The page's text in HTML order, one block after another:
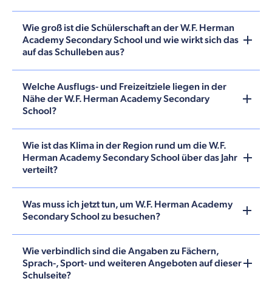
Wie groß ist die Schülerschaft an der W.F. Herman
Academy Secondary School und wie wirkt sich das
auf das Schulleben aus?
Welche Ausflugs- und Freizeitziele liegen in der
Nähe der W.F. Herman Academy Secondary
School?
Wie ist das Klima in der Region rund um die W.F.
Herman Academy Secondary School über das Jahr
verteilt?
Was muss ich jetzt tun, um W.F. Herman Academy
Secondary School zu besuchen?
Wie verbindlich sind die Angaben zu Fächern,
Sprach-, Sport- und weiteren Angeboten auf dieser
Schulseite?